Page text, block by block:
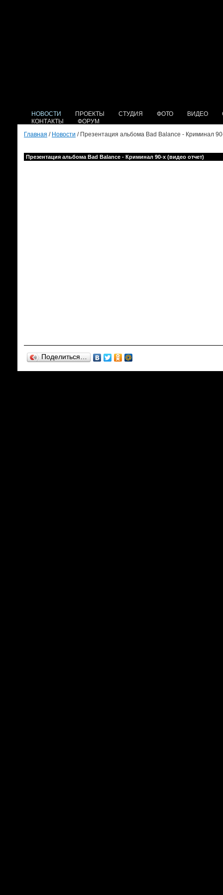
НОВОСТИ ПРОЕКТЫ СТУДИЯ ФОТО ВИДЕО
КОНТАКТЫ
ФОРУМ
Главная / Новости / Презентация альбома Bad Balance - Криминал
Презентация альбома Bad Balance - Криминал 90-х (видео отчет)
Поделиться…